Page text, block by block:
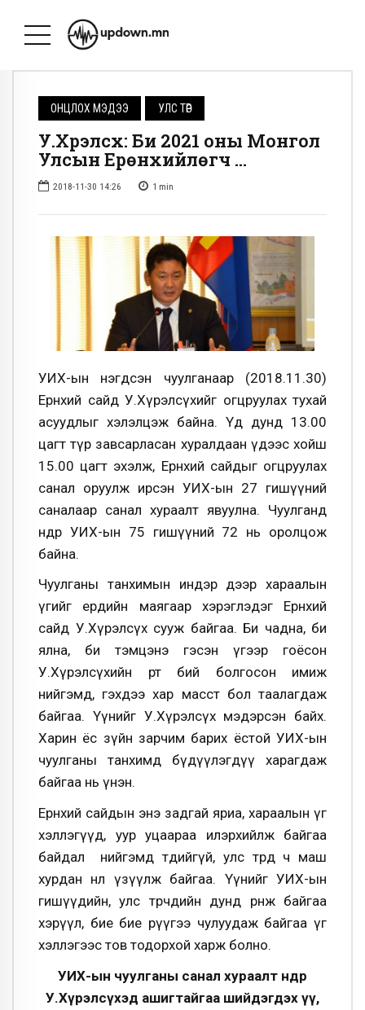
ОНЦЛОХ МЭДЭЭ УЛС ТӨР
У.Хүрэлсүх: Би 2021 оны Монгол
Улсын Ерөнхийлөгч …
2018-11-30 14:26 1 min
УИХ-ын нэгдсэн чуулганаар (2018.11.30)
Ерөнхий сайд У.Хүрэлсүхийг огцруулах тухай
асуудлыг хэлэлцэж байна. Үд дунд 13.00
цагт түр завсарласан хуралдаан үдээс хойш
15.00 цагт эхэлж, Ерөнхий сайдыг огцруулах
санал оруулж ирсэн УИХ-ын 27 гишүүний
саналаар санал хураалт явуулна. Чуулганд
өнөөдөр УИХ-ын 75 гишүүний 72 нь оролцож
байна.
Чуулганы танхимын индэр дээр хараалын
үгийг ердийн маягаар хэрэглэдэг Ерөнхий
сайд У.Хүрэлсүх сууж байгаа. Би чадна, би
ялна, би тэмцэнэ гэсэн үгээр гоёсон
У.Хүрэлсүхийн өөртөө бий болгосон имиж
нийгэмд, гэхдээ хар масст бол таалагдаж
байгаа. Үүнийг У.Хүрэлсүх мэдэрсэн байх.
Харин ёс зүйн зарчим барих ёстой УИХ-ын
чуулганы танхимд бүдүүлэгдүү харагдаж
байгаа нь үнэн.
Ерөнхий сайдын энэ задгай яриа, хараалын үг
хэллэгүүд, уур уцаараа илэрхийлж байгаа
байдал нийгэмд төдийгүй, улс төрд ч маш
хурдан нөлөө үзүүлж байгаа. Үүнийг УИХ-ын
гишүүдийн, улс төрчдийн дунд өрнөж байгаа
хэрүүл, бие бие рүүгээ чулуудаж байгаа үг
хэллэгээс тов тодорхой харж болно.
УИХ-ын чуулганы санал хураалт өнөөдөр
У.Хүрэлсүхэд ашигтайгаа шийдэгдэх үү,